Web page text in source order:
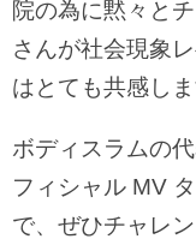
院の為に黙々と
さんが社会現象
はとても共感しま
ボディスラムの
フィシャル MV
で、ぜひチャレ